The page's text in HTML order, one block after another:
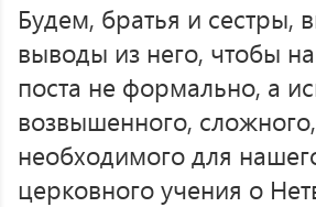
Будем, братья и сестры,
выводы из него, чтобы
поста не формально, а
возвышенного,
необходимого для
церковного учения о